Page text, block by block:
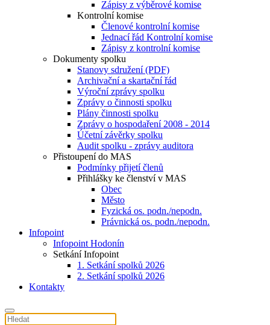
Zápisy z výběrové komise
Kontrolní komise
Členové kontrolní komise
Jednací řád Kontrolní komise
Zápisy z kontrolní komise
Dokumenty spolku
Stanovy sdružení (PDF)
Archivační a skartační řád
Výroční zprávy spolku
Zprávy o činnosti spolku
Plány činnosti spolku
Zprávy o hospodaření 2008 - 2014
Účetní závěrky spolku
Audit spolku - zprávy auditora
Přistoupení do MAS
Podmínky přijetí členů
Přihlášky ke členství v MAS
Obec
Město
Fyzická os. podn./nepodn.
Právnická os. podn./nepodn.
Infopoint
Infopoint Hodonín
Setkání Infopoint
1. Setkání spolků 2026
2. Setkání spolků 2026
Kontakty